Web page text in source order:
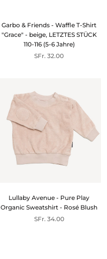
Garbo & Friends - Waffle T-Shirt
"Grace" - beige, LETZTES STÜCK
110-116 (5-6 Jahre)
SFr. 32.00
Lullaby Avenue - Pure Play
Organic Sweatshirt - Rosé Blush
SFr. 34.00